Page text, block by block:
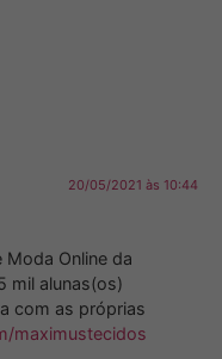
20/05/2021 às 10:44
Online da
mil alunas(os)
com as próprias
maximustecidos